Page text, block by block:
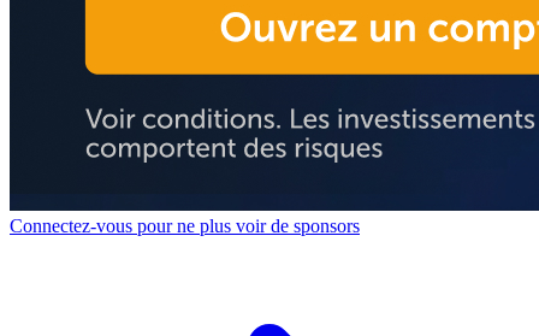
Connectez-vous pour ne plus voir de sponsors